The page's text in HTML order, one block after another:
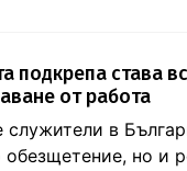
подкрепа става
от работа
служители в
но и